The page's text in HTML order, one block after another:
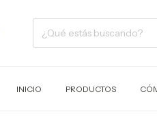
INICIO PRODUCTOS